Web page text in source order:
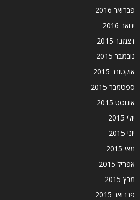
פברואר 2016
ינואר 2016
דצמבר 2015
נובמבר 2015
אוקטובר 2015
ספטמבר 2015
אוגוסט 2015
יולי 2015
יוני 2015
מאי 2015
אפריל 2015
מרץ 2015
פברואר 2015